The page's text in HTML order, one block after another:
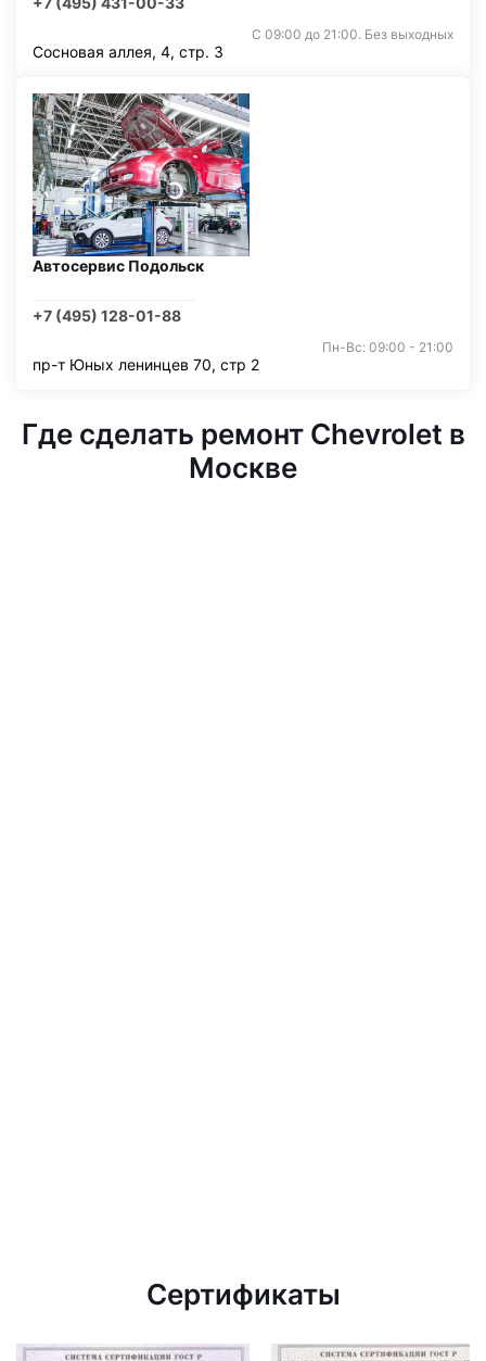
С 09:00 до 21:00. Без выходных
Сосновая аллея, 4, стр. 3
Автосервис Подольск
+7 (495) 128-01-88
Пн-Вс: 09:00 - 21:00
пр-т Юных ленинцев 70, стр 2
Где сделать ремонт Chevrolet в
Москве
Сертификаты